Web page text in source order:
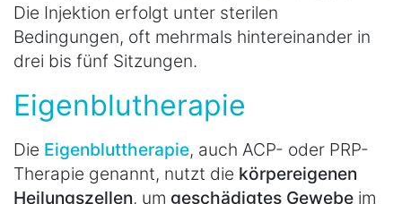
Die Injektion erfolgt unter sterilen
Bedingungen, oft mehrmals hintereinander in
drei bis fünf Sitzungen.
Eigenblutherapie
Die Eigenbluttherapie, auch ACP- oder PRP-
Therapie genannt, nutzt die körpereigenen
Heilungszellen, um geschädigtes Gewebe im